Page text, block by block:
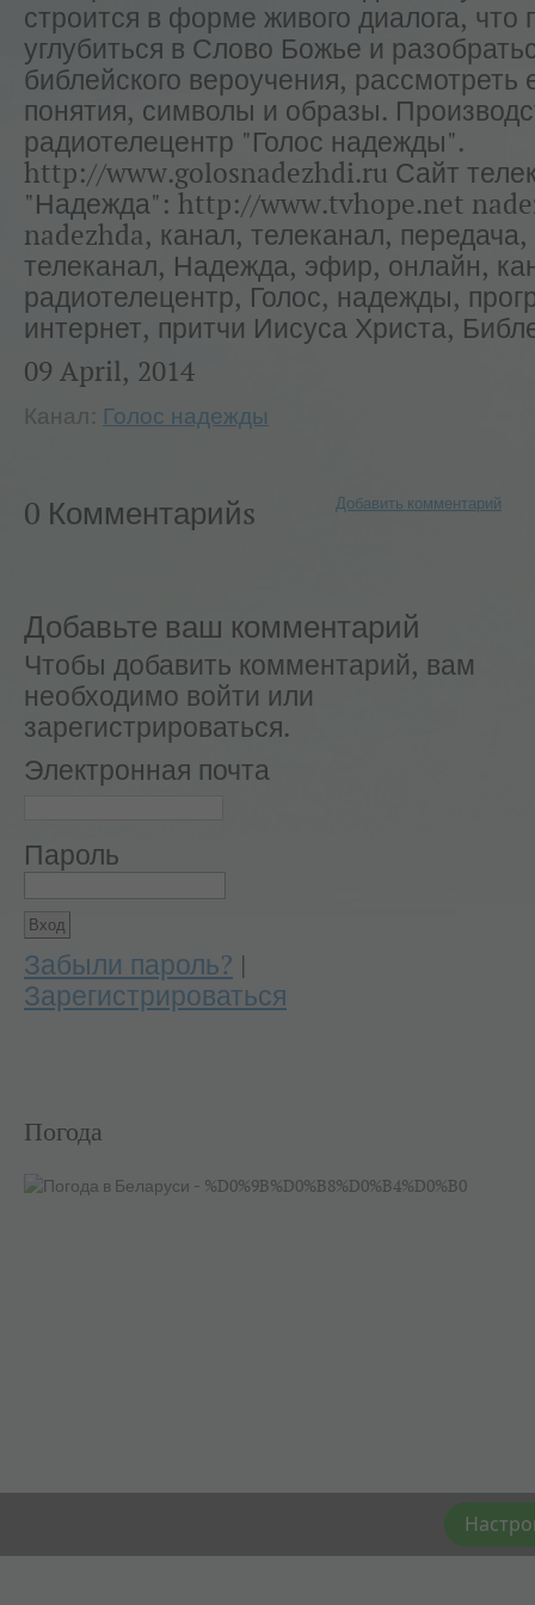
строится в форме живого диалога, что
углубиться в Слово Божье и
библейского вероучения, рассмотреть
понятия, символы и образы.
радиотелецентр "Голос надежды".
http://www.golosnadezhdi.ru Сайт
"Надежда": http://www.tvhope.net
nadezhda, канал, телеканал,
телеканал, Надежда, эфир, онлайн,
радиотелецентр, Голос, надежды,
интернет, притчи Иисуса Христа,
09 April, 2014
Канал: Голос надежды
0 Комментарийs Добавить комментарий
Добавьте ваш комментарий
Чтобы добавить комментарий, вам
необходимо войти или
зарегистрироваться.
Электронная почта
Пароль
Забыли пароль? |
Зарегистрироваться
Погода